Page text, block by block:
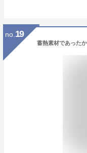
no. 19